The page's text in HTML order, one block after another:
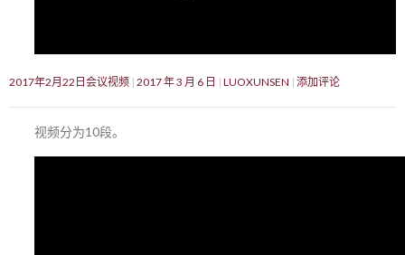
2017年2月22日会议视频 2017 年 3 月 6 日 LUOXUNSEN 添加评论
视频分为10段。